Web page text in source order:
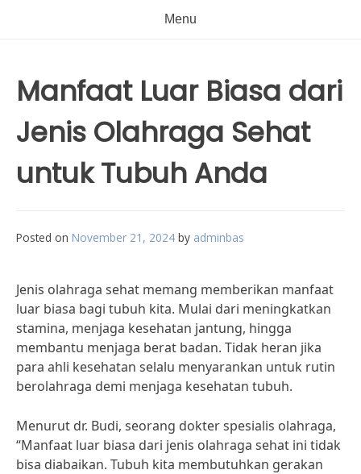
Menu
Manfaat Luar Biasa dari
Jenis Olahraga Sehat
untuk Tubuh Anda
Posted on November 21, 2024 by adminbas
Jenis olahraga sehat memang memberikan manfaat
luar biasa bagi tubuh kita. Mulai dari meningkatkan
stamina, menjaga kesehatan jantung, hingga
membantu menjaga berat badan. Tidak heran jika
para ahli kesehatan selalu menyarankan untuk rutin
berolahraga demi menjaga kesehatan tubuh.
Menurut dr. Budi, seorang dokter spesialis olahraga,
“Manfaat luar biasa dari jenis olahraga sehat ini tidak
bisa diabaikan. Tubuh kita membutuhkan gerakan